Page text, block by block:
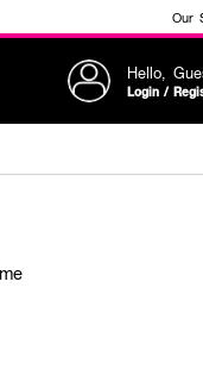
Our
Hello,
Login /